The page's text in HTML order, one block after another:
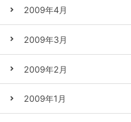
2009年4月
2009年3月
2009年2月
2009年1月